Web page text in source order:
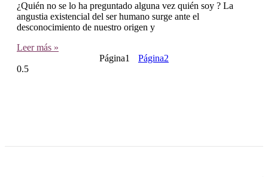
¿Quién no se lo ha preguntado alguna vez quién soy ? La
angustia existencial del ser humano surge ante el
desconocimiento de nuestro origen y
Leer más »
Página1 Página2